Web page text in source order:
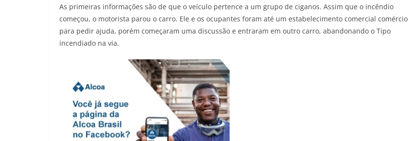
As primeiras informações são de que o veículo pertence a um grupo de ciganos. Assim que o incêndio
começou, o motorista parou o carro. Ele e os ocupantes foram até um estabelecimento comercial comércio
para pedir ajuda, porém começaram uma discussão e entraram em outro carro, abandonando o Tipo
incendiado na via.